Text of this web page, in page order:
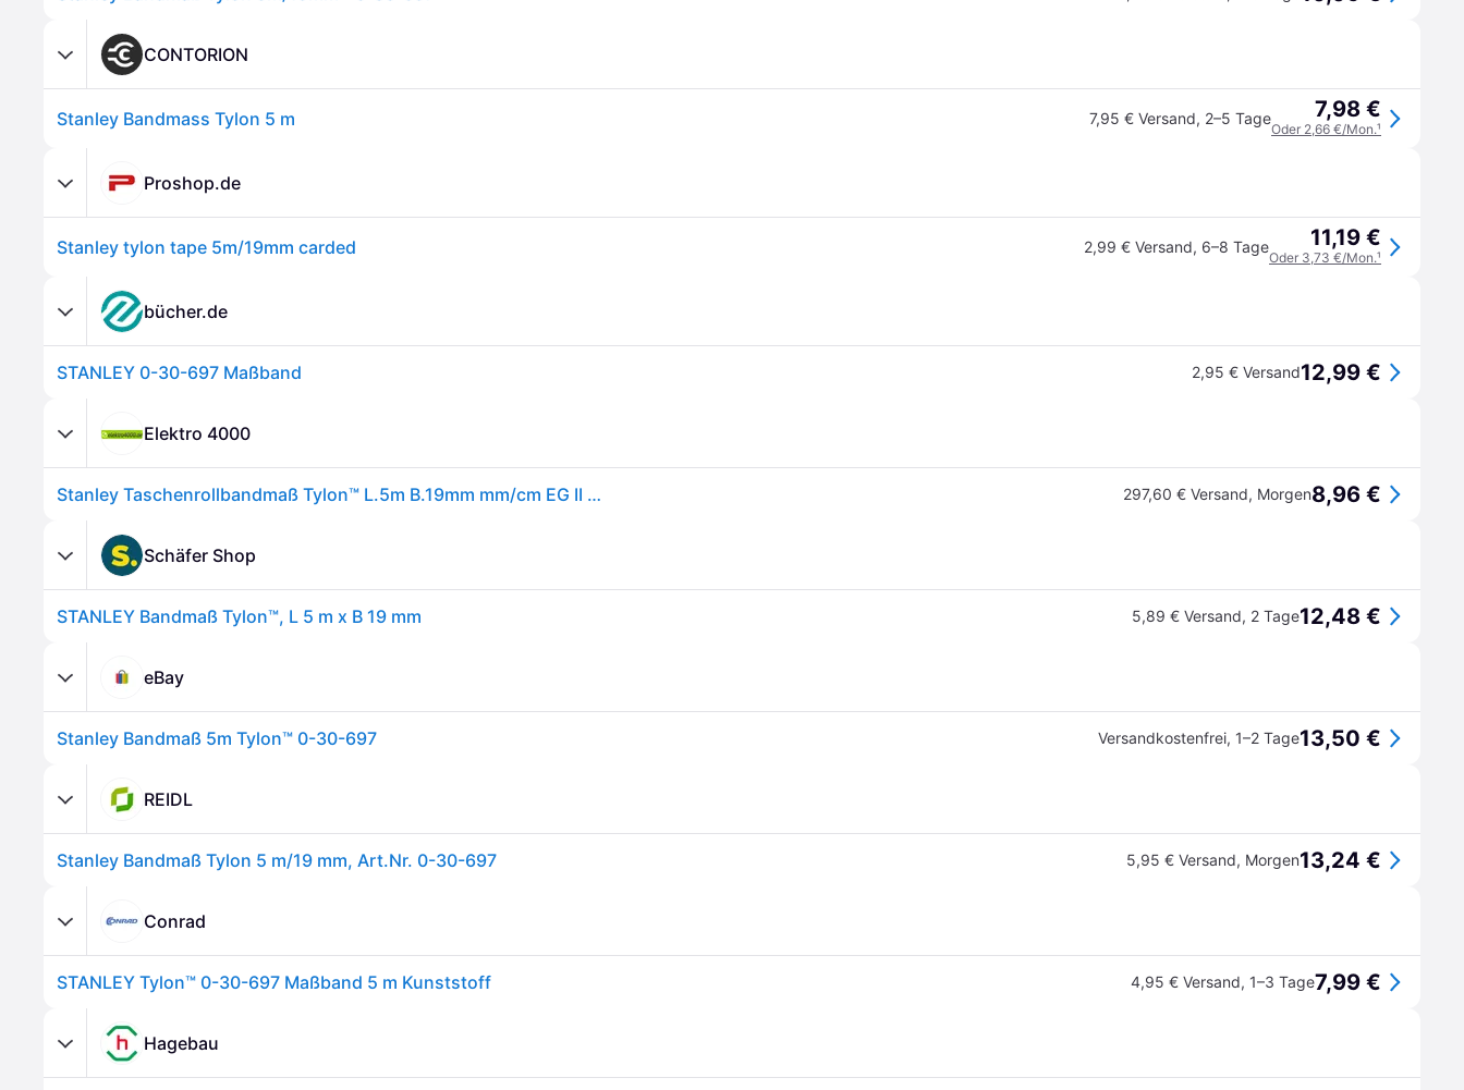
CONTORION
Stanley Bandmass Tylon 5 m 7,95 € Versand, 2–5 Tage 7,98 €
Oder 2,66 €/Mon.¹
Proshop.de
Stanley tylon tape 5m/19mm carded 2,99 € Versand, 6–8 Tage 11,19 €
Oder 3,73 €/Mon.¹
bücher.de
STANLEY 0-30-697 Maßband 2,95 € Versand12,99 €
Elektro 4000
Stanley Taschenrollbandmaß Tylon™ L.5m B.19mm mm/cm EG II Ku.Gürtelclip SB 297,60 € Versand, Morgen8,96 €
Schäfer Shop
STANLEY Bandmaß Tylon™, L 5 m x B 19 mm 5,89 € Versand, 2 Tage12,48 €
eBay
Stanley Bandmaß 5m Tylon™ 0-30-697 Versandkostenfrei, 1–2 Tage13,50 €
REIDL
Stanley Bandmaß Tylon 5 m/19 mm, Art.Nr. 0-30-697 5,95 € Versand, Morgen13,24 €
Conrad
STANLEY Tylon™ 0-30-697 Maßband 5 m Kunststoff 4,95 € Versand, 1–3 Tage7,99 €
Hagebau